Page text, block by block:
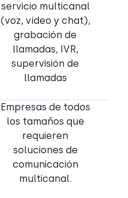
servicio multicanal
(voz, vídeo y chat),
grabación de
llamadas, IVR,
supervisión de
llamadas
Empresas de todos
los tamaños que
requieren
soluciones de
comunicación
multicanal.